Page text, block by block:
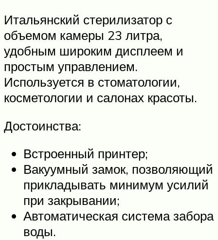
Итальянский стерилизатор с
объемом камеры 23 литра,
удобным широким дисплеем и
простым управлением.
Используется в стоматологии,
косметологии и салонах красоты.
Достоинства:
Встроенный принтер;
Вакуумный замок, позволяющий
прикладывать минимум усилий
при закрывании;
Автоматическая система забора
воды.